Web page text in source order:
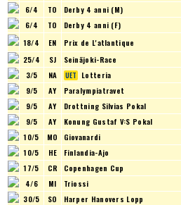
6/4
TO Derby 4 anni (M)
6/4
TO Derby 4 anni (F)
18/4
EN Prix de L'atlantique
25/4
SJ Seinäjoki-Race
3/5
NA Lotteria
9/5
AY Paralympiatravet
9/5
AY Drottning Silvias Pokal
9/5
AY Konung Gustaf V:S Pokal
10/5
MO Giovanardi
10/5
HE Finlandia-Ajo
17/5
CR Copenhagen Cup
4/6
MI Triossi
30/5
SO Harper Hanovers Lopp